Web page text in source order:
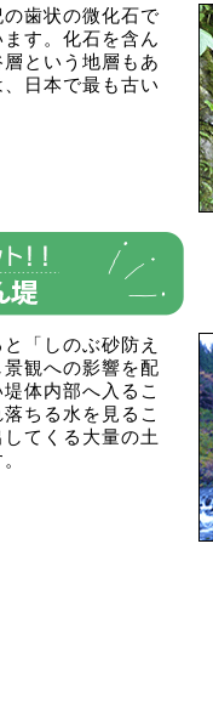
歯状の微化石で
す。化石を含ん
という地層もあ
日本で最も古い
「しのぶ砂防え
観への影響を配
体内部へ入るこ
ちる水を見るこ
てくる大量の土